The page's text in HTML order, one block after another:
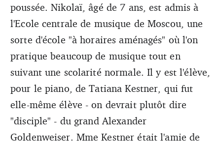
poussée. Nikolaï, âgé de 7 ans, est admis à
l'Ecole centrale de musique de Moscou, une
sorte d'école "à horaires aménagés" où l'on
pratique beaucoup de musique tout en
suivant une scolarité normale. Il y est l'élève,
pour le piano, de Tatiana Kestner, qui fut
elle-même élève - on devrait plutôt dire
"disciple" - du grand Alexander
Goldenweiser. Mme Kestner était l'amie de